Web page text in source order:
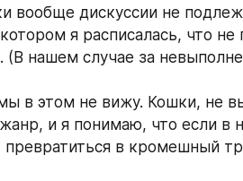
вообще дискуссии не
я расписалась, что
(В нашем случае за
в этом не вижу. Кошки, не
и я понимаю, что если в
в кромешный